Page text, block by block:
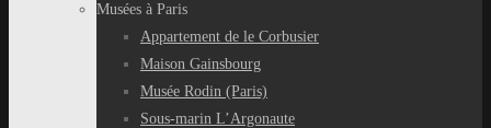
Musées à Paris
Appartement de le Corbusier
Maison Gainsbourg
Musée Rodin (Paris)
Sous-marin L’Argonaute